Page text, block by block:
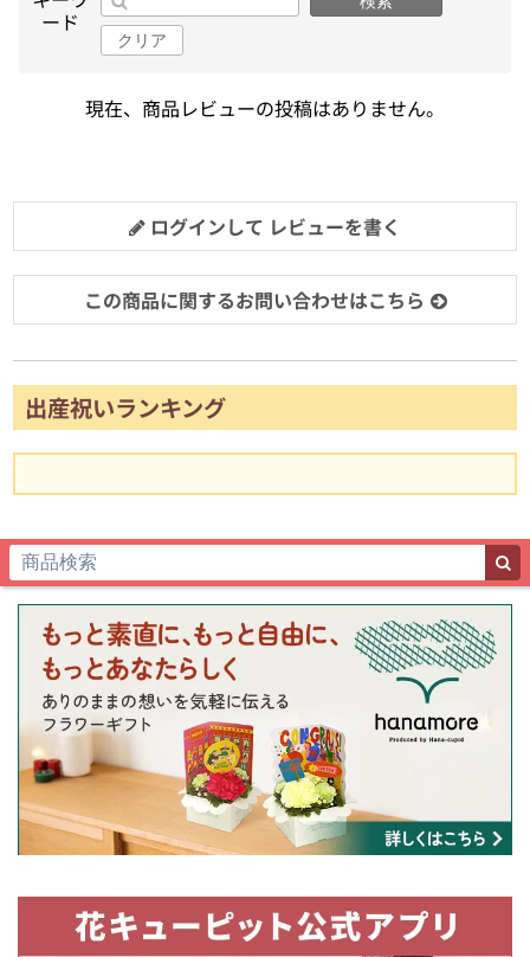
ード
クリア
現在、商品レビューの投稿はありません。
ログインして レビューを書く
この商品に関するお問い合わせはこちら
出産祝いランキング